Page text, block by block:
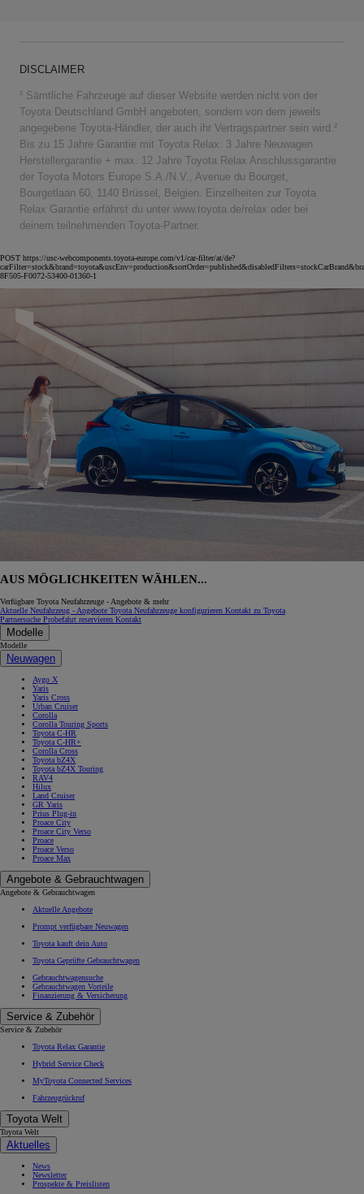
DISCLAIMER
¹ Sämtliche Fahrzeuge auf dieser Website werden nicht von der
Toyota Deutschland GmbH angeboten, sondern von dem jeweils
angegebene Toyota-Händler, der auch ihr Vertragspartner sein wird.²
Bis zu 15 Jahre Garantie mit Toyota Relax: 3 Jahre Neuwagen
Herstellergarantie + max. 12 Jahre Toyota Relax Anschlussgarantie
der Toyota Motors Europe S.A./N.V., Avenue du Bourget,
Bourgetlaan 60, 1140 Brüssel, Belgien. Einzelheiten zur Toyota
Relax Garantie erfährst du unter www.toyota.de/relax oder bei
deinem teilnehmenden Toyota-Partner.
POST https://usc-webcomponents.toyota-europe.com/v1/car-filter/at/de?
8F505-F0072-53400-01360-1
AUS MÖGLICHKEITEN WÄHLEN...
Verfügbare Toyota Neufahrzeuge - Angebote & mehr
Aktuelle Neufahrzeug - Angebote Toyota Neufahrzeuge konfigurieren Kontakt zu Toyota
Partnersuche Probefahrt reservieren Kontakt
Modelle
Modelle
Neuwagen
Aygo X
Yaris
Yaris Cross
Urban Cruiser
Corolla
Corolla Touring Sports
Toyota C-HR
Toyota C-HR+
Corolla Cross
Toyota bZ4X
Toyota bZ4X Touring
RAV4
Hilux
Land Cruiser
GR Yaris
Prius Plug-in
Proace City
Proace City Verso
Proace
Proace Verso
Proace Max
Angebote & Gebrauchtwagen
Angebote & Gebrauchtwagen
Aktuelle Angebote
Prompt verfügbare Neuwagen
Toyota kauft dein Auto
Toyota Geprüfte Gebrauchtwagen
Gebrauchtwagensuche
Gebrauchtwagen Vorteile
Finanzierung & Versicherung
Service & Zubehör
Service & Zubehör
Toyota Relax Garantie
Hybrid Service Check
MyToyota Connected Services
Fahrzeugrückruf
Toyota Welt
Toyota Welt
Aktuelles
News
Newsletter
Prospekte & Preislisten